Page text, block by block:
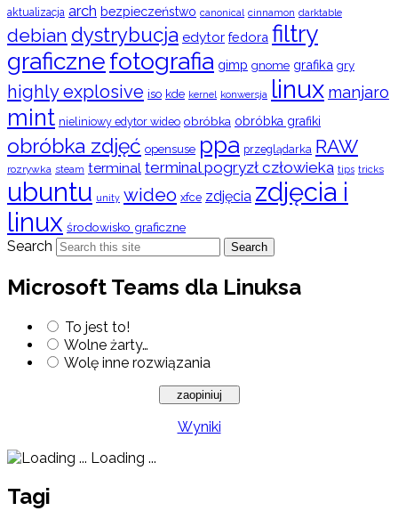
aktualizacja arch bezpieczeństwo canonical cinnamon darktable
debian dystrybucja edytor fedora filtry
graficznefotografia gimp gnome grafika gry
highly explosive iso kde kernel konwersja linux manjaro
mint nieliniowy edytor wideo obróbka obróbka grafiki
obróbka zdjęć opensuse ppa przeglądarka RAW
rozrywka steam terminal terminal pogryzł człowieka tips tricks
ubuntu unity wideo xfce zdjęcia zdjęcia i
linux środowisko graficzne
Search Search
Microsoft Teams dla Linuksa
To jest to!
Wolne żarty…
Wolę inne rozwiązania
Wyniki
Loading ...
Tagi